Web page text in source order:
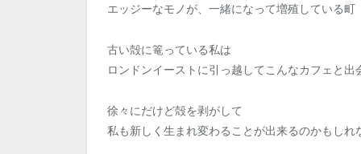
エッジーなモノが、一緒になって増殖している町
古い殻に篭っている私は
ロンドンイーストに引っ越してこんなカフェと出
徐々にだけど殻を剥がして
私も新しく生まれ変わることが出来るのかもしれ